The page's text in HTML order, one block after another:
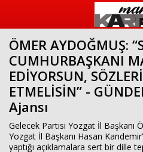
ÖMER AYDOĞMUŞ:
CUMHURBAŞKANI
EDİYORSUN,
ETMELİSİN” -
Ajansı
Gelecek Partisi Yozgat İl Başkanı
Yozgat İl Başkanı Hasan
yaptığı açıklamalara sert bir dille